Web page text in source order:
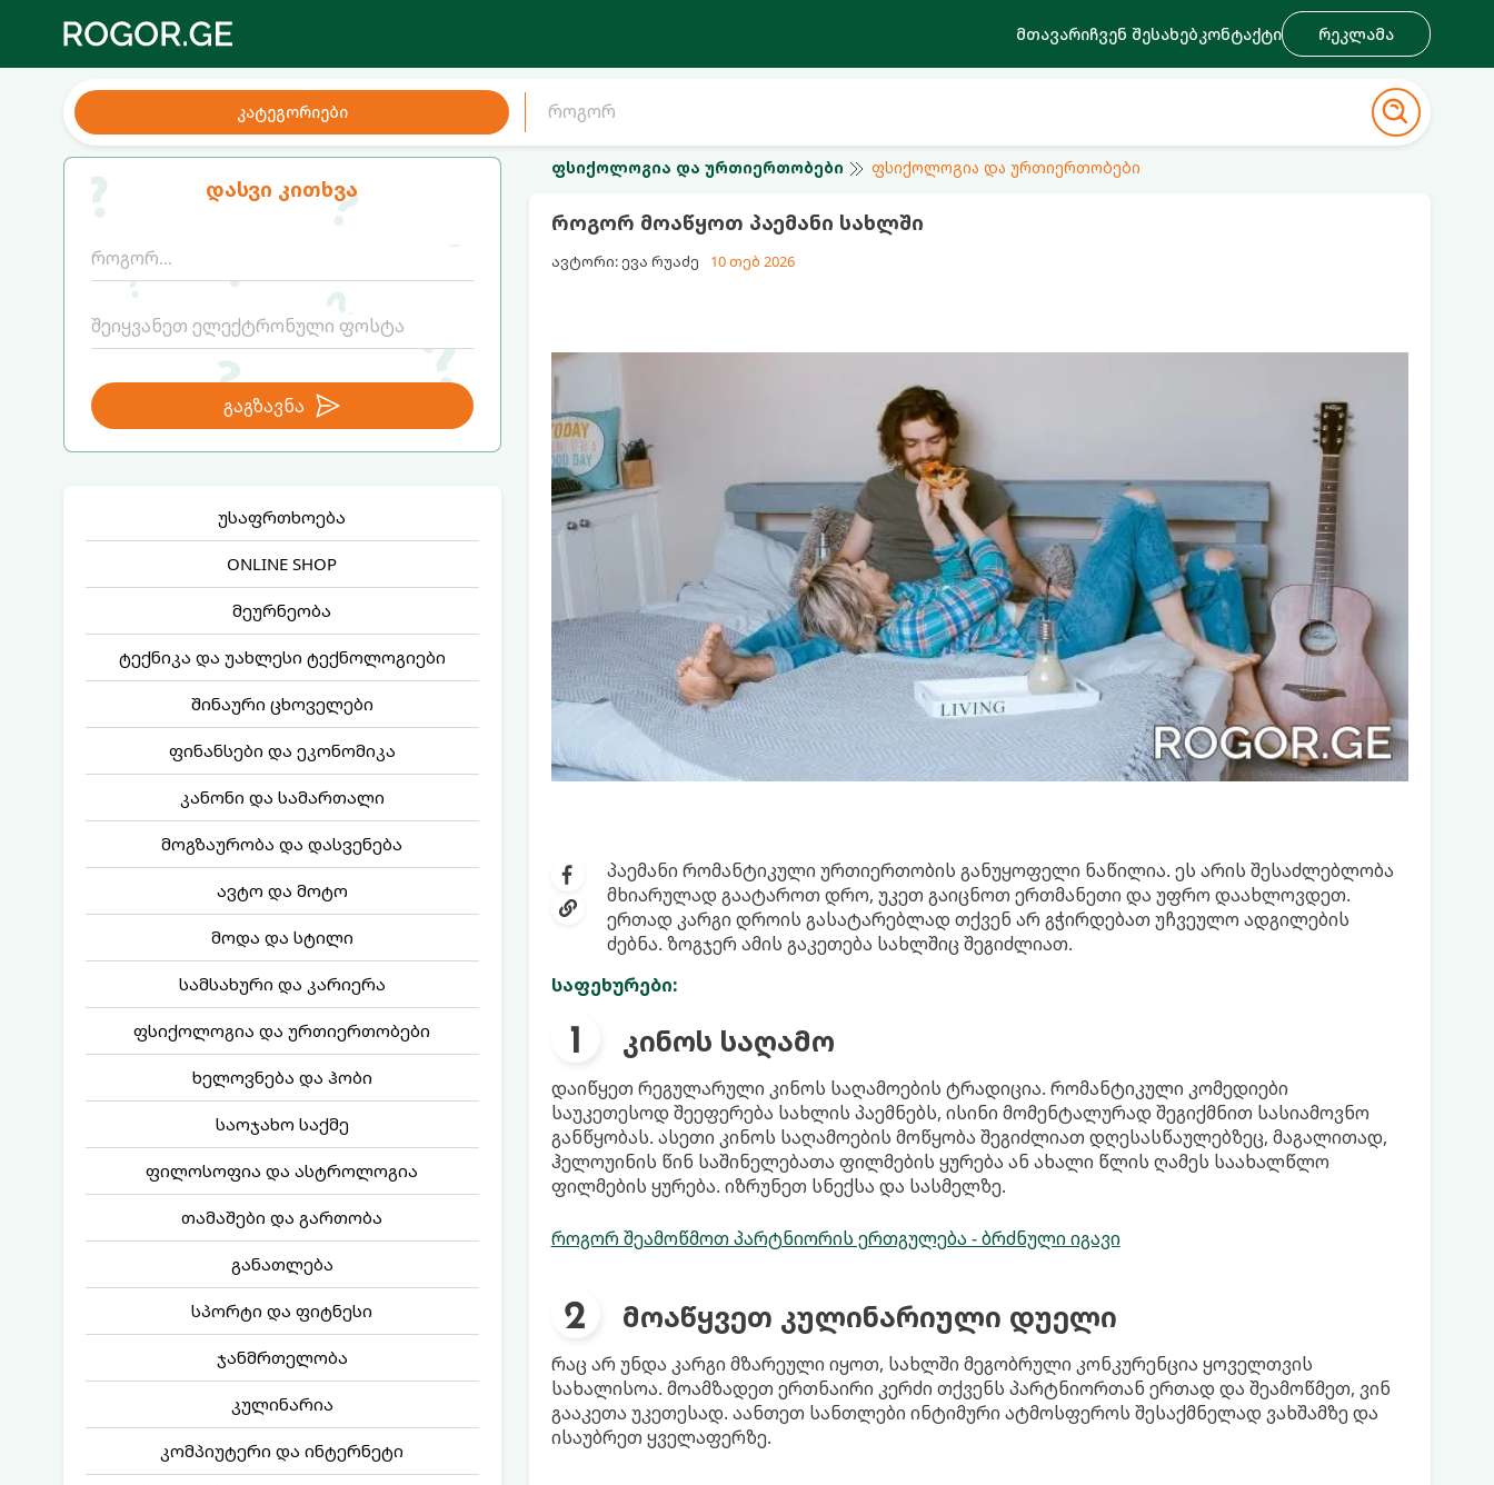
მთავარიჩვენ შესახებკონტაქტი რეკლამა
კატეგორიები
დასვი კითხვა
გაგზავნა
უსაფრთხოება
ONLINE SHOP
მეურნეობა
ტექნიკა და უახლესი ტექნოლოგიები
შინაური ცხოველები
ფინანსები და ეკონომიკა
კანონი და სამართალი
მოგზაურობა და დასვენება
ავტო და მოტო
მოდა და სტილი
სამსახური და კარიერა
ფსიქოლოგია და ურთიერთობები
ხელოვნება და ჰობი
საოჯახო საქმე
ფილოსოფია და ასტროლოგია
თამაშები და გართობა
განათლება
სპორტი და ფიტნესი
ჯანმრთელობა
კულინარია
კომპიუტერი და ინტერნეტი
ფსიქოლოგია და ურთიერთობები ფსიქოლოგია და ურთიერთობები
როგორ მოაწყოთ პაემანი სახლში
ავტორი: ევა რუაძე 10 თებ 2026
პაემანი რომანტიკული ურთიერთობის განუყოფელი ნაწილია. ეს არის შესაძლებლობა
მხიარულად გაატაროთ დრო, უკეთ გაიცნოთ ერთმანეთი და უფრო დაახლოვდეთ.
ერთად კარგი დროის გასატარებლად თქვენ არ გჭირდებათ უჩვეულო ადგილების
ძებნა. ზოგჯერ ამის გაკეთება სახლშიც შეგიძლიათ.
საფეხურები:
კინოს საღამო
დაიწყეთ რეგულარული კინოს საღამოების ტრადიცია. რომანტიკული კომედიები
საუკეთესოდ შეეფერება სახლის პაემნებს, ისინი მომენტალურად შეგიქმნით სასიამოვნო
განწყობას. ასეთი კინოს საღამოების მოწყობა შეგიძლიათ დღესასწაულებზეც, მაგალითად,
ჰელოუინის წინ საშინელებათა ფილმების ყურება ან ახალი წლის ღამეს საახალწლო
ფილმების ყურება. იზრუნეთ სნექსა და სასმელზე.
როგორ შეამოწმოთ პარტნიორის ერთგულება - ბრძნული იგავი
მოაწყვეთ კულინარიული დუელი
რაც არ უნდა კარგი მზარეული იყოთ, სახლში მეგობრული კონკურენცია ყოველთვის
სახალისოა. მოამზადეთ ერთნაირი კერძი თქვენს პარტნიორთან ერთად და შეამოწმეთ, ვინ
გააკეთა უკეთესად. აანთეთ სანთლები ინტიმური ატმოსფეროს შესაქმნელად ვახშამზე და
ისაუბრეთ ყველაფერზე.